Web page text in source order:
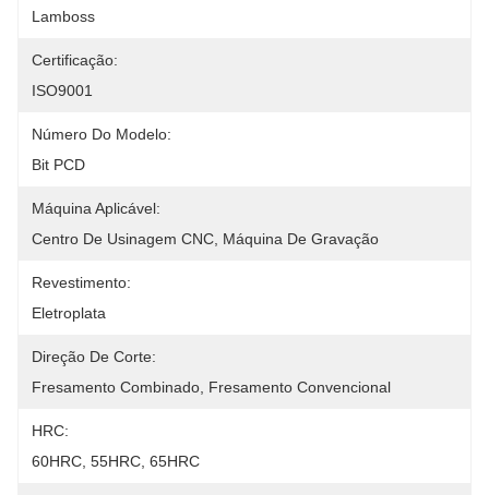
Lamboss
Certificação:
ISO9001
Número Do Modelo:
Bit PCD
Máquina Aplicável:
Centro De Usinagem CNC, Máquina De Gravação
Revestimento:
Eletroplata
Direção De Corte:
Fresamento Combinado, Fresamento Convencional
HRC:
60HRC, 55HRC, 65HRC